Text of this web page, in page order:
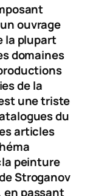
ouvrage
la plupart
domaines
de la
une triste
du
articles
peinture
Stroganov
en passant